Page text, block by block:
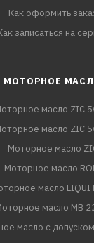
Как оформить
записаться на
МОТОРНОЕ
масло ZIC
масло ZIC
Моторное масло
Моторное масло
масло LIQUI
масло MB
масло с